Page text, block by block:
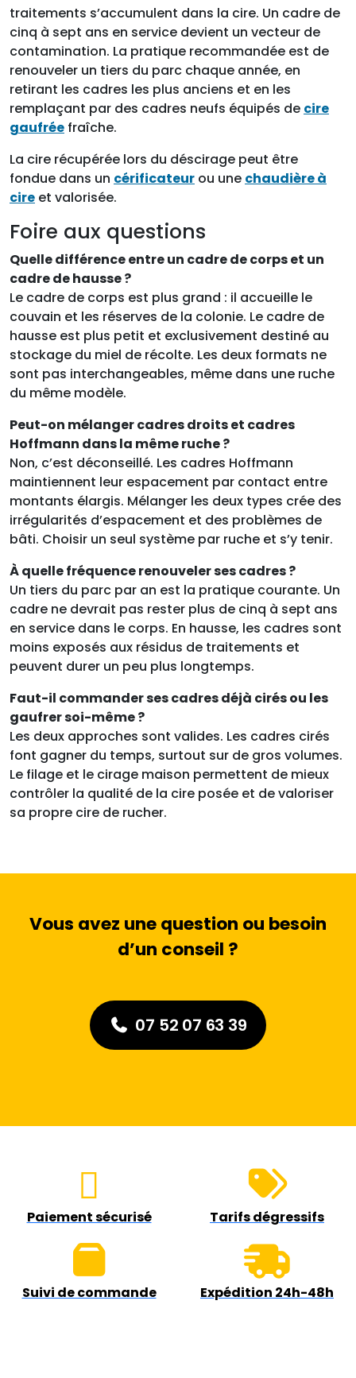
traitements s’accumulent dans la cire. Un cadre de
cinq à sept ans en service devient un vecteur de
contamination. La pratique recommandée est de
renouveler un tiers du parc chaque année, en
retirant les cadres les plus anciens et en les
remplaçant par des cadres neufs équipés de cire
gaufrée fraîche.
La cire récupérée lors du déscirage peut être
fondue dans un cérificateur ou une chaudière à
cire et valorisée.
Foire aux questions
Quelle différence entre un cadre de corps et un
cadre de hausse ?
Le cadre de corps est plus grand : il accueille le
couvain et les réserves de la colonie. Le cadre de
hausse est plus petit et exclusivement destiné au
stockage du miel de récolte. Les deux formats ne
sont pas interchangeables, même dans une ruche
du même modèle.
Peut-on mélanger cadres droits et cadres
Hoffmann dans la même ruche ?
Non, c’est déconseillé. Les cadres Hoffmann
maintiennent leur espacement par contact entre
montants élargis. Mélanger les deux types crée des
irrégularités d’espacement et des problèmes de
bâti. Choisir un seul système par ruche et s’y tenir.
À quelle fréquence renouveler ses cadres ?
Un tiers du parc par an est la pratique courante. Un
cadre ne devrait pas rester plus de cinq à sept ans
en service dans le corps. En hausse, les cadres sont
moins exposés aux résidus de traitements et
peuvent durer un peu plus longtemps.
Faut-il commander ses cadres déjà cirés ou les
gaufrer soi-même ?
Les deux approches sont valides. Les cadres cirés
font gagner du temps, surtout sur de gros volumes.
Le filage et le cirage maison permettent de mieux
contrôler la qualité de la cire posée et de valoriser
sa propre cire de rucher.
Vous avez une question ou besoin
d’un conseil ?
07 52 07 63 39
Paiement sécurisé Tarifs dégressifs
Suivi de commande Expédition 24h-48h